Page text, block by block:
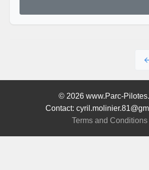
© 2026 www.Parc-
Contact:
Terms and Conditions